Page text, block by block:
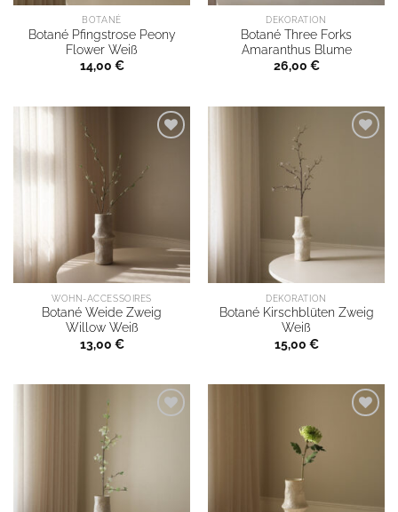
BOTANÉ
Botané Pfingstrose Peony
Flower Weiß
14,00 €
DEKORATION
Botané Three Forks
Amaranthus Blume
26,00 €
WOHN-ACCESSOIRES
Botané Weide Zweig
Willow Weiß
13,00 €
DEKORATION
Botané Kirschblüten Zweig
Weiß
15,00 €